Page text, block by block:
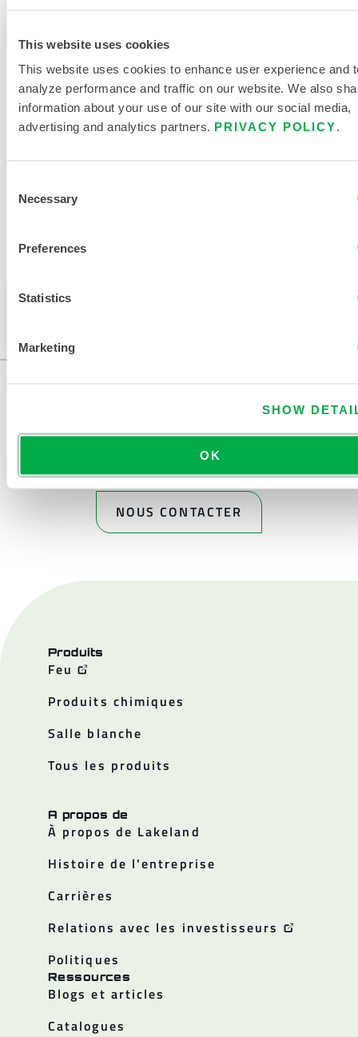
This website uses cookies
This website uses cookies to enhance user experience and
analyze performance and traffic on our website. We also
information about your use of our site with our social media,
advertising and analytics partners. PRIVACY POLICY.
Selection
Necessary
Preferences
Statistics
Marketing
SHOW
OK
DOCUMENTS CONNEXES
TABLEAU DES TAILLES DES
VÊTEMENTS JETABLES ET
CHIMIQUES
AMERIQUE DU SUD, EUROPE, INDE, OCEANIE, AFRIQUE,
Ce produit n'est pas vendu dans votre région. Vous
NOUS CONTACTER
Produits
Feu
Produits chimiques
Salle blanche
Tous les produits
A propos de
À propos de Lakeland
Histoire de l'entreprise
Carrières
Relations avec les investisseurs
Politiques
Ressources
Blogs et articles
Catalogues